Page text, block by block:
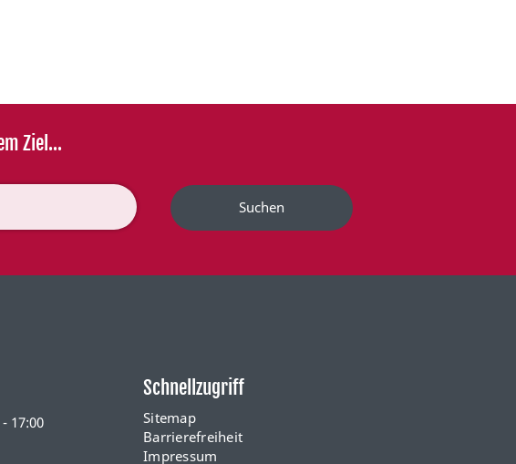
Ziel...
Suchen
17:00
Schnellzugriff
Sitemap
Barrierefreiheit
Impressum